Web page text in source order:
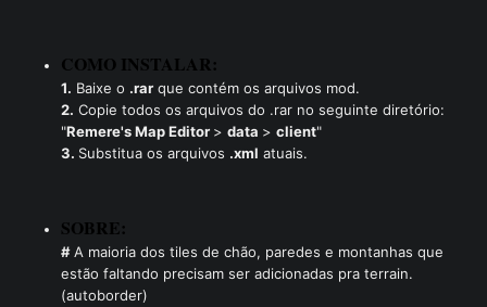
COMO INSTALAR:
1. Baixe o .rar que contém os arquivos mod.
2. Copie todos os arquivos do .rar no seguinte diretório:
"Remere's Map Editor > data > client"
3. Substitua os arquivos .xml atuais.
SOBRE:
#A maioria dos tiles de chão, paredes e montanhas que
estão faltando precisam ser adicionadas pra terrain.
(autoborder)